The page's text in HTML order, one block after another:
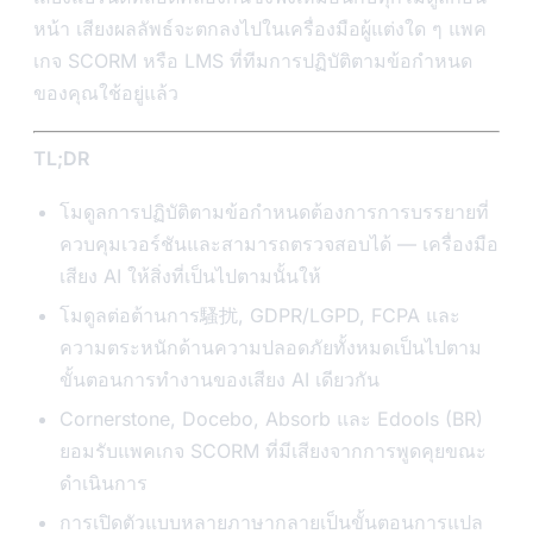
หน้า เสียงผลลัพธ์จะตกลงไปในเครื่องมือผู้แต่งใด ๆ แพค
เกจ SCORM หรือ LMS ที่ทีมการปฏิบัติตามข้อกำหนด
ของคุณใช้อยู่แล้ว
TL;DR
โมดูลการปฏิบัติตามข้อกำหนดต้องการการบรรยายที่
ควบคุมเวอร์ชันและสามารถตรวจสอบได้ — เครื่องมือ
เสียง AI ให้สิ่งที่เป็นไปตามนั้นให้
โมดูลต่อต้านการ騷扰, GDPR/LGPD, FCPA และ
ความตระหนักด้านความปลอดภัยทั้งหมดเป็นไปตาม
ขั้นตอนการทำงานของเสียง AI เดียวกัน
Cornerstone, Docebo, Absorb และ Edools (BR)
ยอมรับแพคเกจ SCORM ที่มีเสียงจากการพูดคุยขณะ
ดำเนินการ
การเปิดตัวแบบหลายภาษากลายเป็นขั้นตอนการแปล